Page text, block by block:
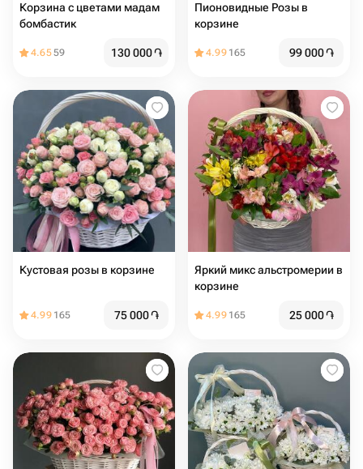
Корзина с цветами мадам
бомбастик
4.6559 130 000֏
Пионовидные Розы в
корзине
4.99 165 99 000֏
Кустовая розы в корзине
4.99 165 75 000֏
Яркий микс альстромерии в
корзине
4.99 165 25 000֏